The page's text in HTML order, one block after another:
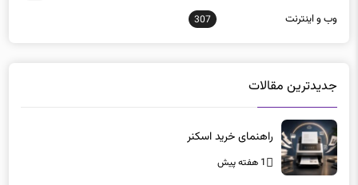
وب و اينترنت 307
جدیدترین مقالات
راهنمای خرید اسکنر
1 هفته پیش